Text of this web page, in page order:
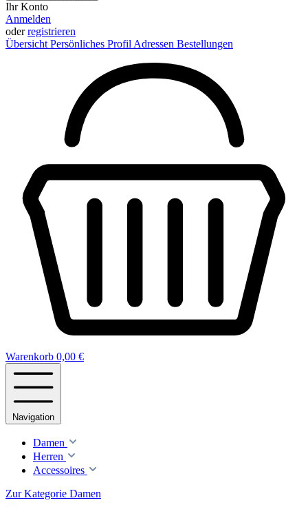
Ihr Konto
Anmelden
oderregistrieren
Übersicht Persönliches Profil Adressen Bestellungen
Warenkorb 0,00 €
Navigation
Damen
Herren
Accessoires
Zur Kategorie Damen